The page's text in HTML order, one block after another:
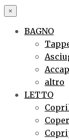
×
BAGNO
altro
LETTO